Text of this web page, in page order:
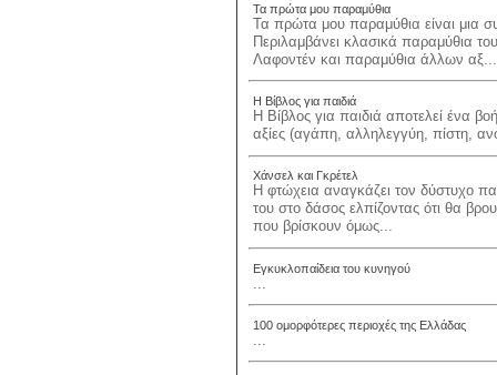
Τα πρώτα μου παραμύθια
Τα πρώτα μου παραμύθια είναι μια
Περιλαμβάνει κλασικά παραμύθια
Λαφοντέν και παραμύθια άλλων αξ...
Η Βίβλος για παιδιά
Η Βίβλος για παιδιά αποτελεί ένα
αξίες (αγάπη, αλληλεγγύη, πίστη,
Χάνσελ και Γκρέτελ
Η φτώχεια αναγκάζει τον δύστυχο
του στο δάσος ελπίζοντας ότι θα
που βρίσκουν όμως...
Εγκυκλοπαίδεια του κυνηγού
100 ομορφότερες περιοχές της Ελλάδας